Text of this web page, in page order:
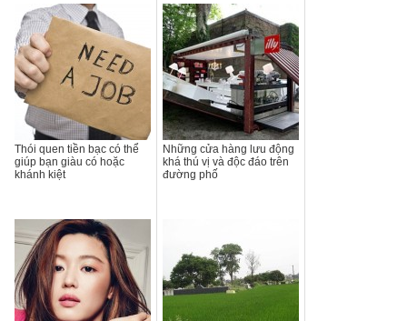
Thói quen tiền bạc có thể
giúp bạn giàu có hoặc
khánh kiệt
Những cửa hàng lưu động
khá thú vị và độc đáo trên
đường phố